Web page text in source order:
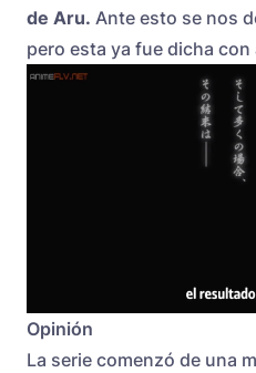
de Aru. Ante esto se nos
pero esta ya fue dicha
Opinión
La serie comenzó de una